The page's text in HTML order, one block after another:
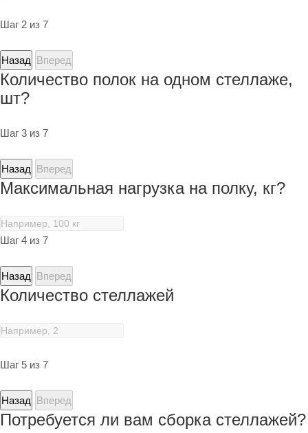
Шаг 2 из 7
Назад Вперед
Количество полок на одном стеллаже,
шт?
Шаг 3 из 7
Назад Вперед
Максимальная нагрузка на полку, кг?
Шаг 4 из 7
Назад Вперед
Количество стеллажей
Шаг 5 из 7
Назад Вперед
Потребуется ли вам сборка стеллажей?